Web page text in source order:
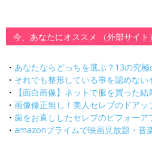
今、あなたにオススメ （外部サイト）
・ あなたならどっちを選ぶ？13の究極
・ それでも整形している事を認めない
・
【面白画像】ネットで服を買った結
・ 画像修正無し！美人セレブのドアッ
・ 歯をお直ししたセレブのビフォーア
・ amazonプライムで映画見放題・音